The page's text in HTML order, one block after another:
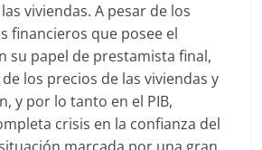
viviendas. A pesar de los
financieros que posee el
su papel de prestamista final,
los precios de las viviendas y
y por lo tanto en el PIB,
crisis en la confianza del